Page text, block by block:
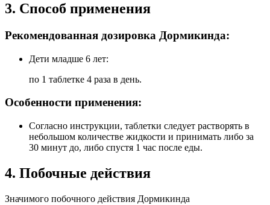
3. Способ применения
Рекомендованная дозировка Дормикинда:
Дети младше 6 лет:
по 1 таблетке 4 раза в день.
Особенности применения:
Согласно инструкции, таблетки следует растворять в
небольшом количестве жидкости и принимать либо за
30 минут до, либо спустя 1 час после еды.
4. Побочные действия
Значимого побочного действия Дормикинда